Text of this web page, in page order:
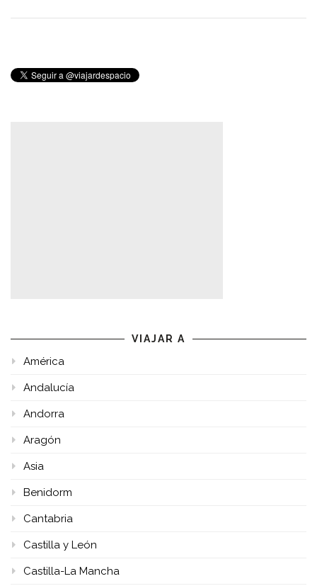
VIAJAR A
América
Andalucía
Andorra
Aragón
Asia
Benidorm
Cantabria
Castilla y León
Castilla-La Mancha